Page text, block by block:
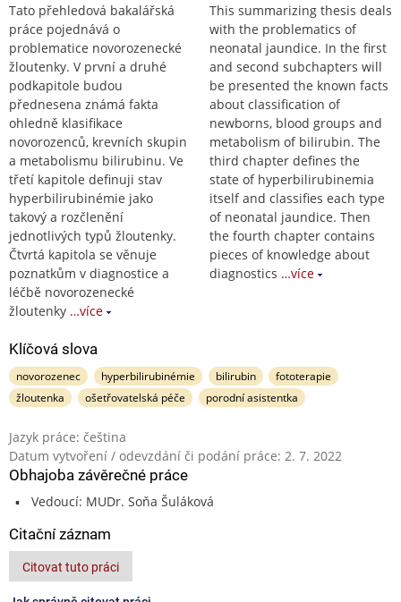
Tato přehledová bakalářská
práce pojednává o
problematice novorozenecké
žloutenky. V první a druhé
podkapitole budou
přednesena známá fakta
ohledně klasifikace
novorozenců, krevních skupin
a metabolismu bilirubinu. Ve
třetí kapitole definuji stav
hyperbilirubinémie jako
takový a rozčlenění
jednotlivých typů žloutenky.
Čtvrtá kapitola se věnuje
poznatkům v diagnostice a
léčbě novorozenecké
žloutenky …více
This summarizing thesis deals
with the problematics of
neonatal jaundice. In the first
and second subchapters will
be presented the known facts
about classification of
newborns, blood groups and
metabolism of bilirubin. The
third chapter defines the
state of hyperbilirubinemia
itself and classifies each type
of neonatal jaundice. Then
the fourth chapter contains
pieces of knowledge about
diagnostics …více
Klíčová slova
novorozenec hyperbilirubinémie bilirubin
fototerapie
žloutenka
ošetřovatelská péče porodní asistentka
Jazyk práce: čeština
Datum vytvoření / odevzdání či podání práce: 2. 7. 2022
Obhajoba závěrečné práce
Vedoucí: MUDr. Soňa Šuláková
Citační záznam
Citovat tuto práci